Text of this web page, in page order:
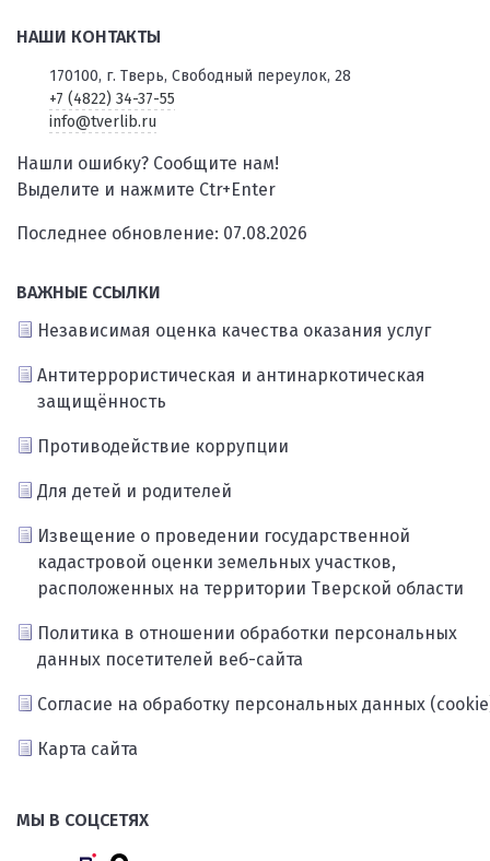
НАШИ КОНТАКТЫ
170100, г. Тверь, Свободный переулок, 28
+7 (4822) 34-37-55
info@tverlib.ru
Нашли ошибку? Сообщите нам!
Выделите и нажмите Ctr+Enter
Последнее обновление: 07.08.2026
ВАЖНЫЕ ССЫЛКИ
Независимая оценка качества оказания услуг
Антитеррористическая и антинаркотическая
защищённость
Противодействие коррупции
Для детей и родителей
Извещение о проведении государственной
кадастровой оценки земельных участков,
расположенных на территории Тверской области
Политика в отношении обработки персональных
данных посетителей веб-сайта
Согласие на обработку персональных данных
Карта сайта
МЫ В СОЦСЕТЯХ